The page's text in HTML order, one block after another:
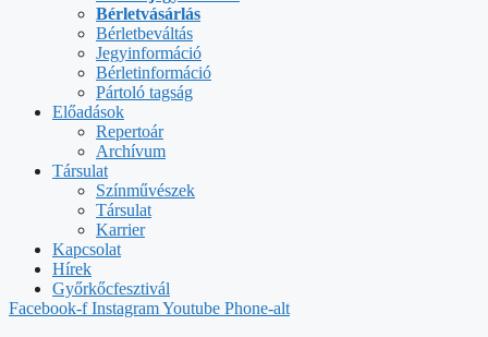
Bérletvásárlás
Bérletbeváltás
Jegyinformáció
Bérletinformáció
Pártoló tagság
Előadások
Repertoár
Archívum
Társulat
Színművészek
Társulat
Karrier
Kapcsolat
Hírek
Győrkőcfesztivál
Facebook-f InstagramYoutube Phone-alt